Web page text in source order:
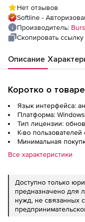
400Нет отзывов
Softline -
Производитель:
Скопировать ссылку
Описание
Коротко о товаре
Язык интерфейса:
Платформа: Windows
Тип лицензии:
К-во
Минимальная
Все характеристики
Доступно только
предназначено для
нужд, не связанных